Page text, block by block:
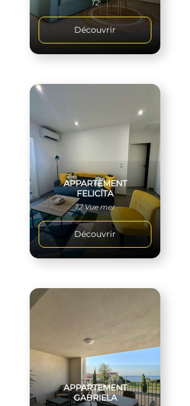
T2
Découvrir
APPARTEMENT
FELICÍTA
T2 Vue mer
Découvrir
APPARTEMENT
GABRIELA